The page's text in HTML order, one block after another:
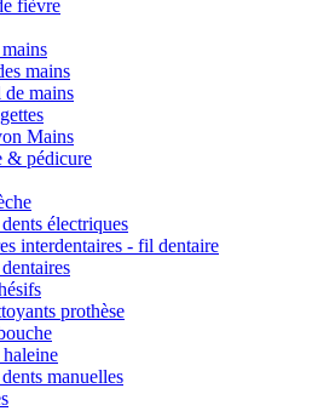
fièvre
mains
de mains
Mains
& pédicure
électriques
interdentaires - fil dentaire
prothèse
manuelles